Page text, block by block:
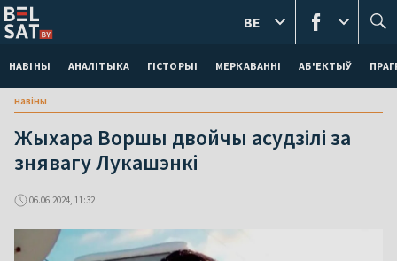
НАВІНЫ АНАЛІТЫКА ГІСТОРЫІ МЕРКАВАННI АБ'ЕКТЫЎ
BE
навіны
Жыхара Воршы двойчы асудзілі за
знявагу Лукашэнкі
06.06.2024, 11:32